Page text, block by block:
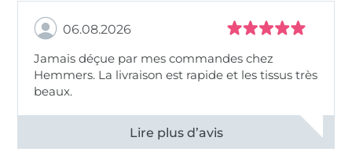
06.08.2026
Jamais déçue par mes commandes chez
Hemmers. La livraison est rapide et les tissus très
beaux.
Voir tous les 11496 commentaires